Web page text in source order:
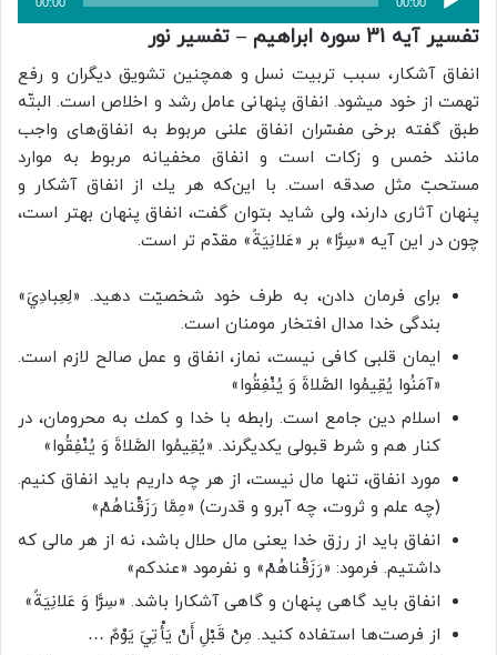
صوت
تفسیر آیه 31 سوره ابراهیم – تفسیر نور
انفاق آشكار، سبب تربيت نسل و همچنین تشويق ديگران و رفع
تهمت از خود میشود. انفاق پنهانى عامل رشد و اخلاص است. البتّه
طبق گفته برخی مفسّران انفاق علنى مربوط به انفاق‌هاى واجب
مانند خمس و زكات است و انفاق مخفیانه مربوط به موارد
مستحبّ مثل صدقه است. با اين‌كه هر يك از انفاق آشكار و
پنهان آثارى دارند، ولى شايد بتوان گفت، انفاق پنهان بهتر است،
چون در اين آيه‌ «سِرًّا» بر «عَلانِيَةً» مقدّم تر است.
براى فرمان دادن، به طرف خود شخصيّت دهيد. «لِعِبادِيَ»
بندگى خدا مدال افتخار مومنان است.
ايمان قلبى كافى نيست، نماز، انفاق و عمل صالح لازم است.
«آمَنُوا يُقِيمُوا الصَّلاةَ وَ يُنْفِقُوا»
اسلام دين جامع است. رابطه با خدا و كمك به محرومان، در
كنار هم و شرط قبولى يكديگرند. «يُقِيمُوا الصَّلاةَ وَ يُنْفِقُوا»
مورد انفاق، تنها مال نيست، از هر چه داريم بايد انفاق كنيم.
(چه علم و ثروت، چه آبرو و قدرت) «مِمَّا رَزَقْناهُمْ»
انفاق بايد از رزق خدا يعنى مال حلال باشد، نه از هر مالى كه
داشتيم. فرمود: «رَزَقْناهُمْ» و نفرمود «عندكم»
انفاق بايد گاهى پنهان و گاهى آشكارا باشد. «سِرًّا وَ عَلانِيَةً»
از فرصت‌ها استفاده كنيد. مِنْ قَبْلِ أَنْ يَأْتِيَ يَوْمٌ‌ …